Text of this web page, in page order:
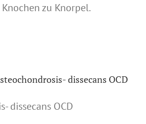
zu Knorpel.
dissecans OCD
dissecans OCD